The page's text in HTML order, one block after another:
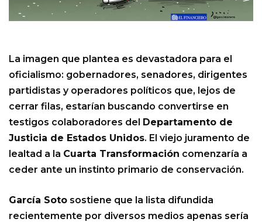
La imagen que plantea es devastadora para el
oficialismo: gobernadores, senadores, dirigentes
partidistas y operadores políticos que, lejos de
cerrar filas, estarían buscando convertirse en
testigos colaboradores del
Departamento de
Justicia de Estados Unidos. El viejo juramento de
lealtad a la Cuarta Transformación comenzaría a
ceder ante un instinto primario de conservación.
García Soto sostiene que la lista difundida
recientemente por diversos medios apenas sería